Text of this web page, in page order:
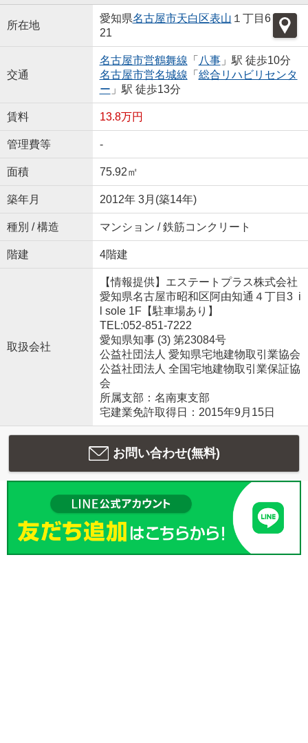
所在地
愛知県名古屋市天白区表山 １丁目6
21
交通
名古屋市営鶴舞線 「 八事」駅 徒歩10分
名古屋市営名城線 「 総合リハビリセンタ
ー 」駅 徒歩13分
賃料 13.8万円
管理費等 -
面積 75.92㎡
築年月 2012年 3月(築14年)
種別 / 構造 マンション / 鉄筋コンクリート
階建 4階建
取扱会社
【情報提供】エステートプラス株式会社
愛知県名古屋市昭和区阿由知通４丁目3 i
l sole 1F【駐車場あり】
TEL:052-851-7222
愛知県知事 (3) 第23084号
公益社団法人 愛知県宅地建物取引業協会
公益社団法人 全国宅地建物取引業保証協
会
所属支部：名南東支部
宅建業免許取得日：2015年9月15日
お問い合わせ(無料)